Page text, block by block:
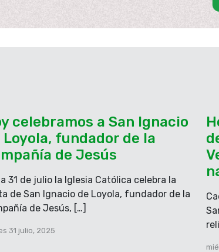
mí; yo doy
mis
daré su
celebramos a San Ignacio
Loyola, fundador de la
de Jesús
31 de julio la Iglesia Católica celebra la
de San Ignacio de Loyola, fundador de la
de Jesús, […]
31 julio, 2025